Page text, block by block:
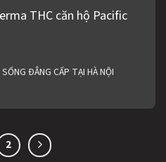
THC căn hộ Pacific
ĐẲNG CẤP TẠI HÀ NỘI